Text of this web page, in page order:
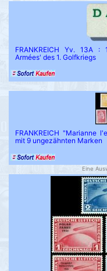
FRANKREICH Yv. 13A :
Armées' des 1. Golfkriegs
FRANKREICH "Marianne
mit 9 ungezähnten Marken
Eine